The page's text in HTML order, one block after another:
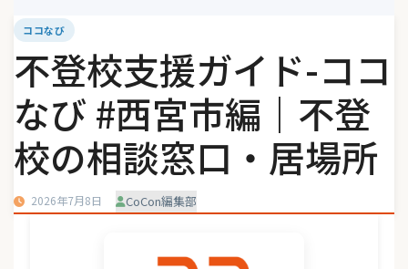
ココなび
不登校支援ガイド-ココ
なび #西宮市編｜不登
校の相談窓口・居場所
2026年7月8日 CoCon編集部